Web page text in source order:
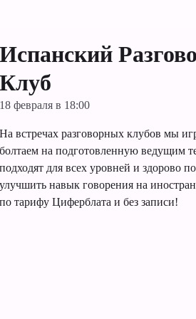
Испанский
Клуб
18 февраля в 18:00
На встречах разговорных клубов мы
болтаем на подготовленную ведущим
подходят для всех уровней и здорово
улучшить навык говорения на
по тарифу Циферблата и без записи!